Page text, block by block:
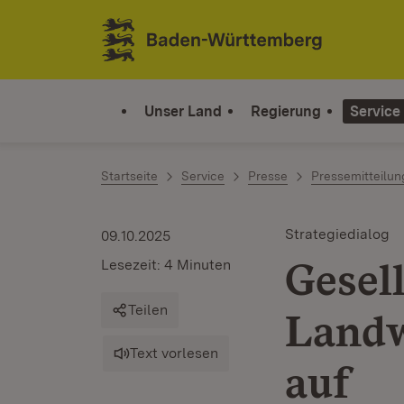
Zum Inhalt springen
Link zur Startseite
Unser Land Regierung Service
Startseite Service Presse
Strategiedialog
auf
09.10.2025
Lesezeit: 4 Minuten
Teilen
Text vorlesen